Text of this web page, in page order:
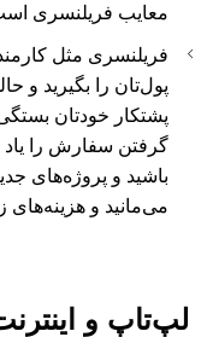
معایب فریلنسری
فریلنسری مثل
پول‌تان را بگیرید و
پشتکار خودتان بستگی
گرفتن سفارش را یاد
باشید و پروژه‌های
می‌مانید و
لپ‌تاپ و